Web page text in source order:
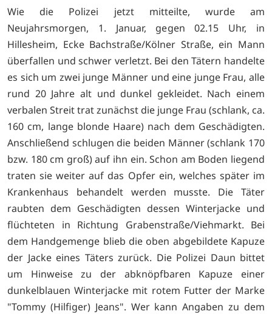
Wie die Polizei jetzt mitteilte, wurde am
Neujahrsmorgen, 1. Januar, gegen 02.15 Uhr, in
Hillesheim, Ecke Bachstraße/Kölner Straße, ein Mann
überfallen und schwer verletzt. Bei den Tätern handelte
es sich um zwei junge Männer und eine junge Frau, alle
rund 20 Jahre alt und dunkel gekleidet. Nach einem
verbalen Streit trat zunächst die junge Frau (schlank, ca.
160 cm, lange blonde Haare) nach dem Geschädigten.
Anschließend schlugen die beiden Männer (schlank 170
bzw. 180 cm groß) auf ihn ein. Schon am Boden liegend
traten sie weiter auf das Opfer ein, welches später im
Krankenhaus behandelt werden musste. Die Täter
raubten dem Geschädigten dessen Winterjacke und
flüchteten in Richtung Grabenstraße/Viehmarkt. Bei
dem Handgemenge blieb die oben abgebildete Kapuze
der Jacke eines Täters zurück. Die Polizei Daun bittet
um Hinweise zu der abknöpfbaren Kapuze einer
dunkelblauen Winterjacke mit rotem Futter der Marke
"Tommy (Hilfiger) Jeans". Wer kann Angaben zu dem